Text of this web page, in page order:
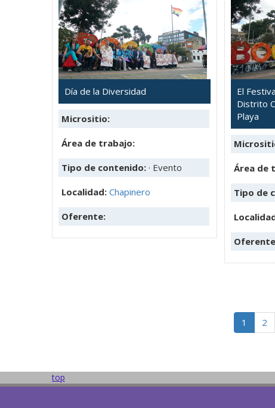
Día de la Diversidad
Micrositio:
Área de trabajo:
Tipo de contenido: · Evento
Localidad: Chapinero
Oferente:
El
Distrito
Playa
Área de
Tipo de
1 2
top